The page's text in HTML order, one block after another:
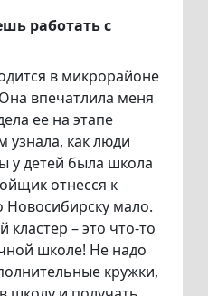
работать с
в микрорайоне
впечатлила меня
ее на этапе
узнала, как люди
у детей была школа
отнесся к
Новосибирску мало.
– это что-то
школе! Не надо
кружки,